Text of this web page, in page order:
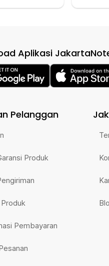
Aplikasi
Pelanggan
Produk
Pembayaran